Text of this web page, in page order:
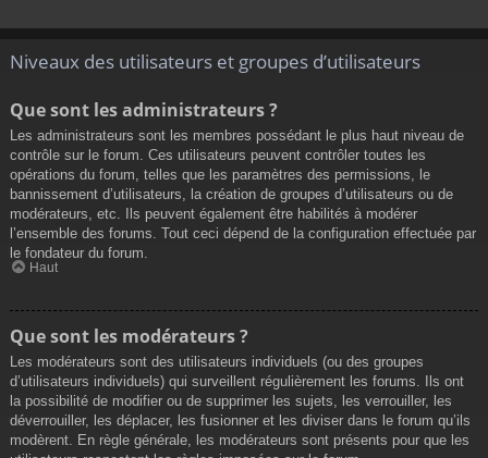
Niveaux des utilisateurs et groupes d’utilisateurs
Que sont les administrateurs ?
Les administrateurs sont les membres possédant le plus haut niveau de
contrôle sur le forum. Ces utilisateurs peuvent contrôler toutes les
opérations du forum, telles que les paramètres des permissions, le
bannissement d’utilisateurs, la création de groupes d’utilisateurs ou de
modérateurs, etc. Ils peuvent également être habilités à modérer
l’ensemble des forums. Tout ceci dépend de la configuration effectuée par
le fondateur du forum.
Haut
Que sont les modérateurs ?
Les modérateurs sont des utilisateurs individuels (ou des groupes
d’utilisateurs individuels) qui surveillent régulièrement les forums. Ils ont
la possibilité de modifier ou de supprimer les sujets, les verrouiller, les
déverrouiller, les déplacer, les fusionner et les diviser dans le forum qu’ils
modèrent. En règle générale, les modérateurs sont présents pour que les